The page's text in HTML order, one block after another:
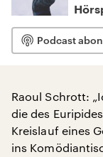
Podcast
Raoul Schrott:
die des
Kreislauf eines
ins